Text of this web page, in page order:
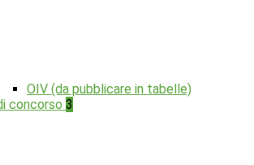
OIV (da pubblicare in tabelle)
concorso 3